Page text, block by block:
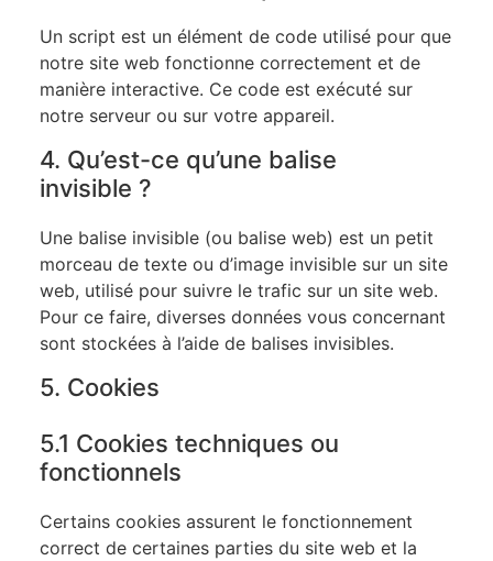
Un script est un élément de code utilisé pour que
notre site web fonctionne correctement et de
manière interactive. Ce code est exécuté sur
notre serveur ou sur votre appareil.
4. Qu’est-ce qu’une balise
invisible ?
Une balise invisible (ou balise web) est un petit
morceau de texte ou d’image invisible sur un site
web, utilisé pour suivre le trafic sur un site web.
Pour ce faire, diverses données vous concernant
sont stockées à l’aide de balises invisibles.
5. Cookies
5.1 Cookies techniques ou
fonctionnels
Certains cookies assurent le fonctionnement
correct de certaines parties du site web et la